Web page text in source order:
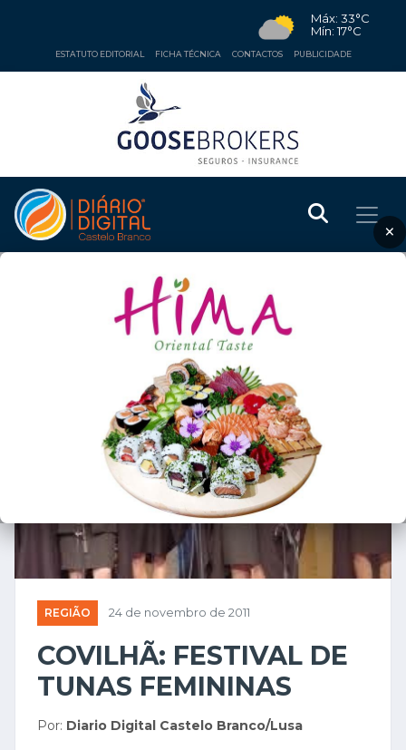
Máx: 33°C
Mín: 17°C
ESTATUTO EDITORIAL FICHA TÉCNICA CONTACTOS PUBLICIDADE
×
REGIÃO 24 de novembro de 2011
COVILHÃ: FESTIVAL DE
TUNAS FEMININAS
Por: Diario Digital Castelo Branco/Lusa